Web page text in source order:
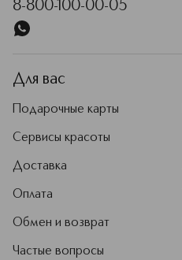
8-800-100-00-05
Для вас
Подарочные карты
Сервисы красоты
Доставка
Оплата
Обмен и возврат
Частые вопросы